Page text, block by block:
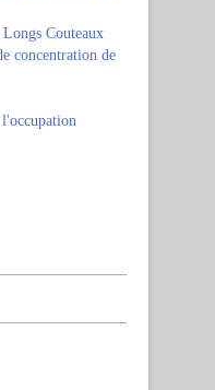
Couteaux
concentration de